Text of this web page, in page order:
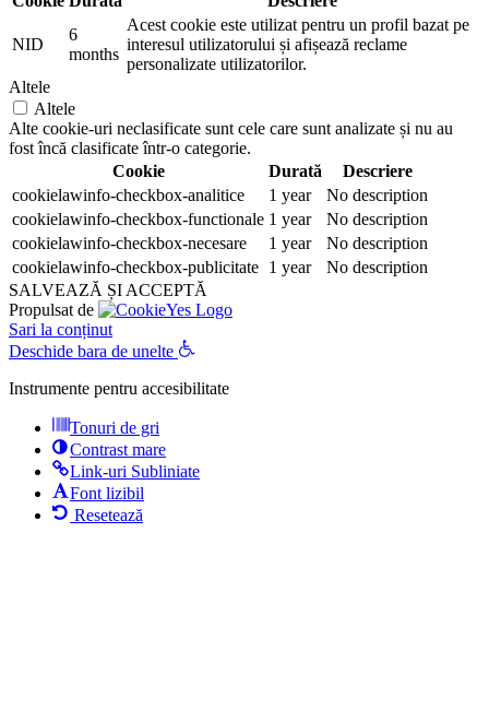
NID
6
months
Acest cookie este utilizat pentru un profil bazat pe
interesul utilizatorului și afișează reclame
personalizate utilizatorilor.
Altele
Altele
Alte cookie-uri neclasificate sunt cele care sunt analizate și nu au
fost încă clasificate într-o categorie.
Cookie
Durată
Descriere
cookielawinfo-checkbox-analitice
1 year
No description
cookielawinfo-checkbox-functionale 1 year
No description
cookielawinfo-checkbox-necesare
1 year
No description
cookielawinfo-checkbox-publicitate 1 year
No description
SALVEAZĂ ȘI ACCEPTĂ
Propulsat de
Sari la conținut
Deschide bara de unelte
Instrumente pentru accesibilitate
Tonuri de gri
Contrast mare
Link-uri Subliniate
Font lizibil
Resetează